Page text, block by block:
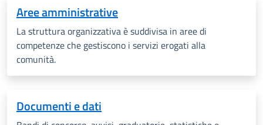
Aree amministrative
La struttura organizzativa è suddivisa in aree di
competenze che gestiscono i servizi erogati alla
comunità.
Documenti e dati